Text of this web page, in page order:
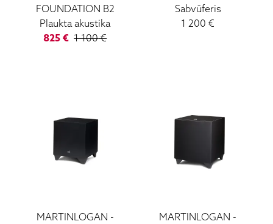
FOUNDATION B2
Plaukta akustika
825 € 1 100€
Sabvūferis
1 200 €
MARTINLOGAN -
MARTINLOGAN -